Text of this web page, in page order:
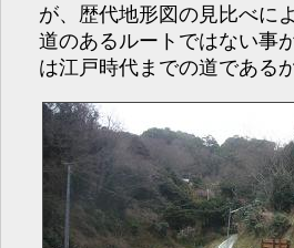
が、歴代地形図の見比べに
道のあるルートではない事
は江戸時代までの道であるか